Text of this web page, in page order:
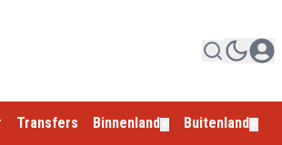
Transfers Binnenland Buitenland